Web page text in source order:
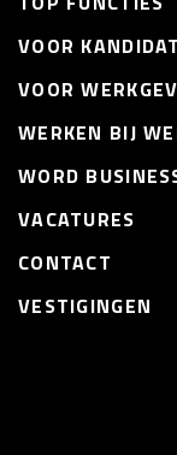
VOOR
VOOR
WERKEN BIJ
WORD
VACATURES
CONTACT
VESTIGINGEN